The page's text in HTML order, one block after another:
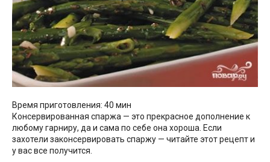
Время приготовления: 40 мин
Консервированная спаржа — это прекрасное дополнение к
любому гарниру, да и сама по себе она хороша. Если
захотели законсервировать спаржу — читайте этот рецепт и
у вас все получится.